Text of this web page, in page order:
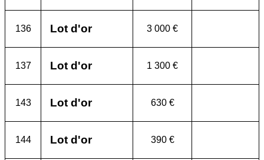
136 Lot d'or 3 000 €
137 Lot d'or 1 300 €
143 Lot d'or 630 €
144 Lot d'or 390 €